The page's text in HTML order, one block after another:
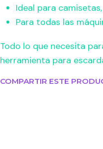
Ideal para
Para todas las
Todo lo que necesita
herramienta para
COMPARTIR ESTE